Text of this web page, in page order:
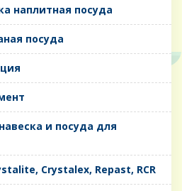
наплитная посуда
посуда
и посуда для
Crystalex, Repast, RCR